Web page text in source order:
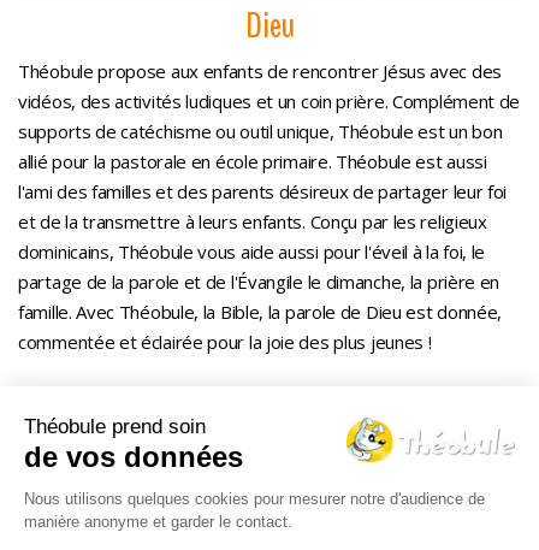
Dieu
Théobule propose aux enfants de rencontrer Jésus avec des
vidéos, des activités ludiques et un coin prière. Complément de
supports de catéchisme ou outil unique, Théobule est un bon
allié pour la pastorale en école primaire. Théobule est aussi
l'ami des familles et des parents désireux de partager leur foi
et de la transmettre à leurs enfants. Conçu par les religieux
dominicains, Théobule vous aide aussi pour l'éveil à la foi, le
partage de la parole et de l'Évangile le dimanche, la prière en
famille. Avec Théobule, la Bible, la parole de Dieu est donnée,
commentée et éclairée pour la joie des plus jeunes !
Le Théo-blog
Théobule prend soin
de vos données
Nous utilisons quelques cookies pour mesurer notre d'audience de
manière anonyme et garder le contact.